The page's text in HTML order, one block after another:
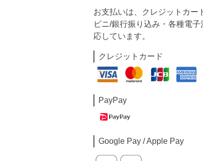
お支払いは、クレジットカー
ビニ/銀行振り込み・各種電子
応しています。
クレジットカード
PayPay
Google Pay / Apple Pay